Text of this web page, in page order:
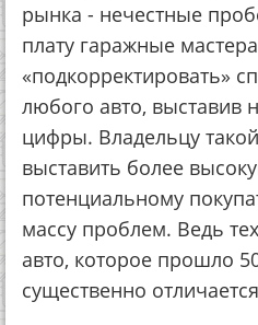
рынка - нечестные
плату гаражные
«подкорректировать»
любого авто, выставив
цифры. Владельцу
выставить более
потенциальному
массу проблем. Ведь
авто, которое прошло
существенно